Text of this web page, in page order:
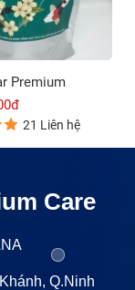
Premium
21 Liên hệ
Care
Q.Ninh